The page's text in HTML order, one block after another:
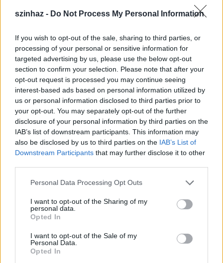
szinhaz - Do Not Process My Personal Information
If you wish to opt-out of the sale, sharing to third parties, or
processing of your personal or sensitive information for
targeted advertising by us, please use the below opt-out
section to confirm your selection. Please note that after your
opt-out request is processed you may continue seeing
interest-based ads based on personal information utilized by
us or personal information disclosed to third parties prior to
your opt-out. You may separately opt-out of the further
disclosure of your personal information by third parties on the
IAB’s list of downstream participants. This information may
also be disclosed by us to third parties on the IAB’s List of
Downstream Participants that may further disclose it to other
Please note that this website/app uses one or more Google
not limited to your visit or usage behaviour. You may click to
grant or deny consent to Google and its third-party tags to
use your data for below specified purposes in below Google
consent section.
Personal Data Processing Opt Outs
I want to opt-out of the Sharing of my
personal data.
Opted In
I want to opt-out of the Sale of my
Personal Data.
Opted In
Mit mókus ács, vagy öreg lárva gyárt,
A kerék-küllő kaszáspókok lába,
A kocsiponyva hártyás szöcske szárny,
S a legfinomabb pókháló a hám,
A kantár vizes holdsugár, az ostor-
Nyél tücsök csont, szíja pókfonál,
A kocsis szúnyog, zöld libériában,
Parányibb, mint a kis kövér kukac,
Mit rest cseléd az ujjából kiváj;
Így vágtat át ő minden éjszakán
Szeretők agyán, s álmuk szenvedély"
(részlet Csányi János fordításából)
Rómeó.................. Balázs Zoltán
Júlia........................ Varga Gabi
Dajka..................... Spolarics Andrea